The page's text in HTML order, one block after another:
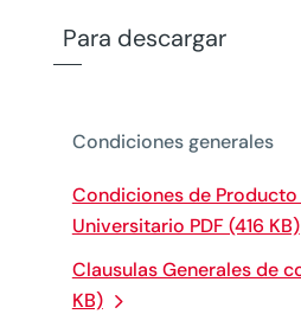
Para descargar
Condiciones generales
Condiciones de Producto
Universitario PDF (416 KB)
Clausulas Generales de
KB)